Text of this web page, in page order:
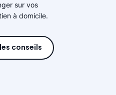
sur vos
à domicile.
conseils